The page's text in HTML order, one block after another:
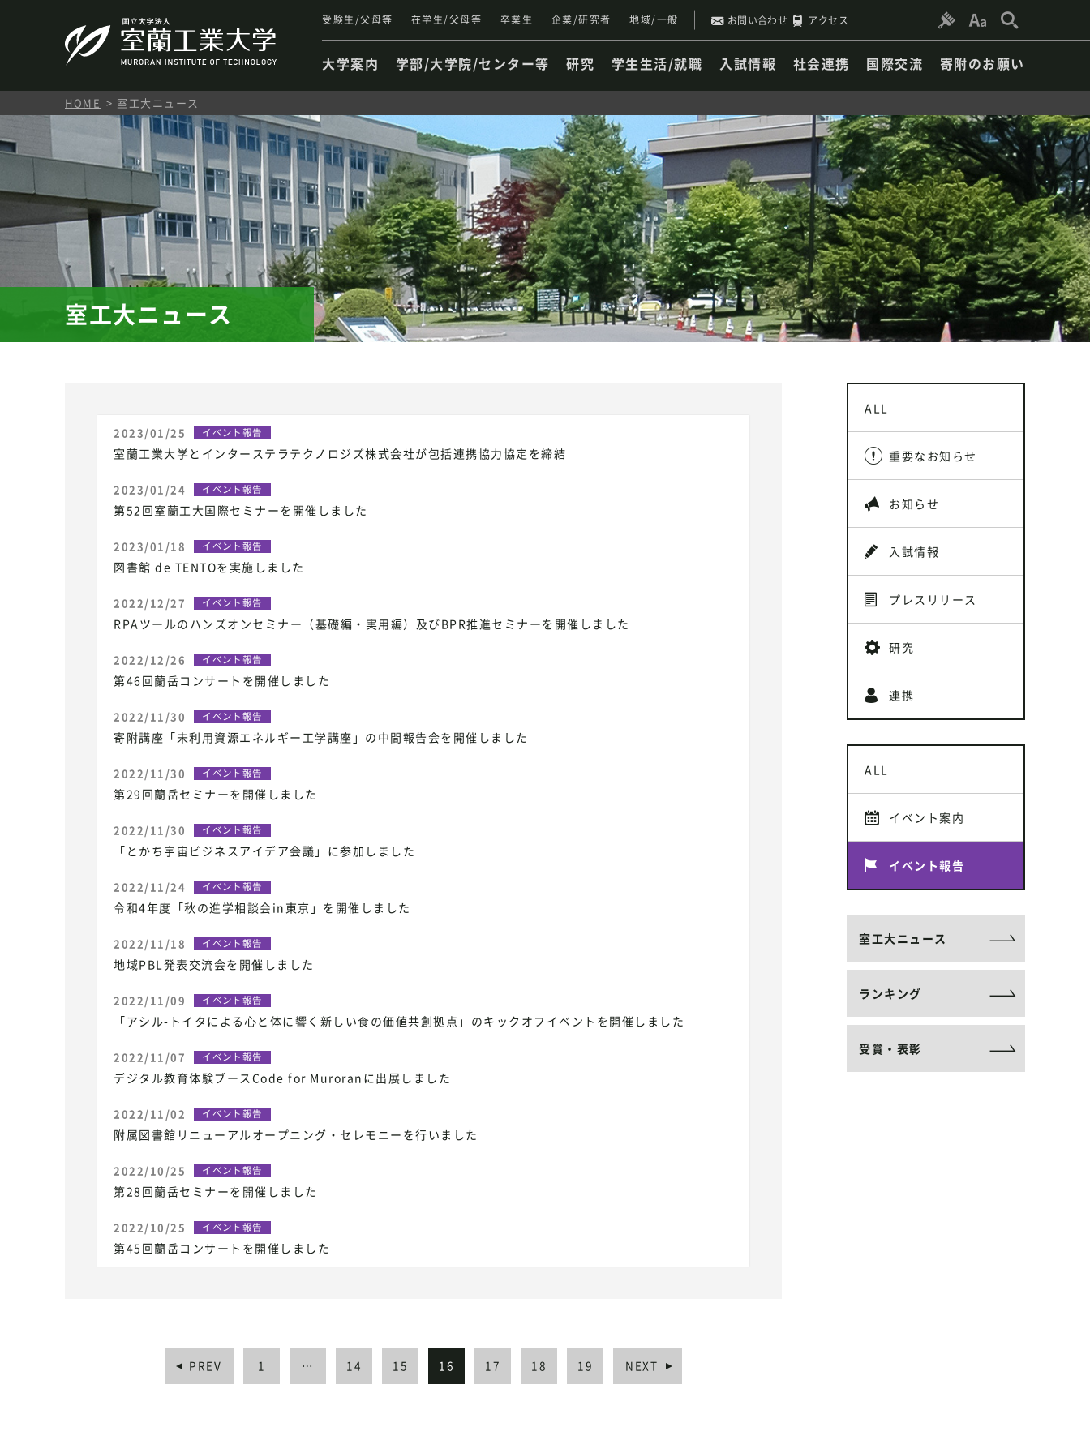
受験生/父母等 在学生/父母等 卒業生 企業/研究者 地域/一般 お問い合わせ アクセス
大学案内 学部/大学院/センター等 研究 学生生活/就職 入試情報 社会連携 国際交流 寄附のお願い
HOME 室工大ニュース
室工大ニュース
2023/01/25 イベント報告
室蘭工業大学とインターステラテクノロジズ株式会社が包括連携協力協定を締結
2023/01/24 イベント報告
第52回室蘭工大国際セミナーを開催しました
2023/01/18 イベント報告
図書館 de TENTOを実施しました
2022/12/27 イベント報告
RPAツールのハンズオンセミナー（基礎編・実用編）及びBPR推進セミナーを開催しました
2022/12/26 イベント報告
第46回蘭岳コンサートを開催しました
2022/11/30 イベント報告
寄附講座「未利用資源エネルギー工学講座」の中間報告会を開催しました
2022/11/30 イベント報告
第29回蘭岳セミナーを開催しました
2022/11/30 イベント報告
「とかち宇宙ビジネスアイデア会議」に参加しました
2022/11/24 イベント報告
令和4年度「秋の進学相談会in東京」を開催しました
2022/11/18 イベント報告
地域PBL発表交流会を開催しました
2022/11/09 イベント報告
「アシル-トイタによる⼼と体に響く新しい⾷の価値共創拠点」のキックオフイベントを開催しました
2022/11/07 イベント報告
デジタル教育体験ブースCode for Muroranに出展しました
2022/11/02 イベント報告
附属図書館リニューアルオープニング・セレモニーを行いました
2022/10/25 イベント報告
第28回蘭岳セミナーを開催しました
2022/10/25 イベント報告
第45回蘭岳コンサートを開催しました
PREV 1 … 14 15 16 17 18 19 NEXT
ALL
重要なお知らせ
お知らせ
入試情報
プレスリリース
研究
連携
ALL
イベント案内
イベント報告
室工大ニュース
ランキング
受賞・表彰